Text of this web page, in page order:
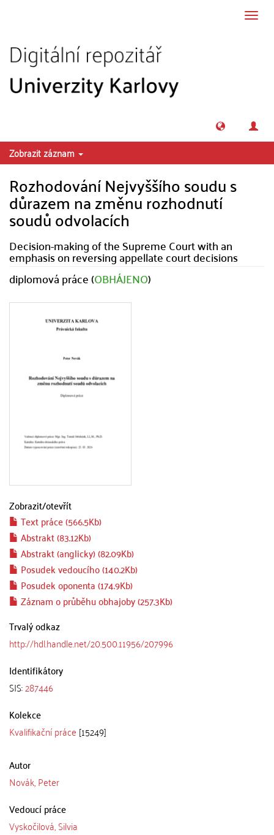
Zobrazit záznam
Rozhodování Nejvyššího soudu s
důrazem na změnu rozhodnutí
soudů odvolacích
Decision-making of the Supreme Court with an
emphasis on reversing appellate court decisions
diplomová práce (OBHÁJENO)
Zobrazit/otevřít
Text práce (566.5Kb)
Abstrakt (83.12Kb)
Abstrakt (anglicky) (82.09Kb)
Posudek vedoucího (140.2Kb)
Posudek oponenta (174.9Kb)
Záznam o průběhu obhajoby (257.3Kb)
Trvalý odkaz
http://hdl.handle.net/20.500.11956/207996
Identifikátory
SIS:287446
Kolekce
Kvalifikační práce [15249]
Autor
Novák, Peter
Vedoucí práce
Vyskočilová, Silvia